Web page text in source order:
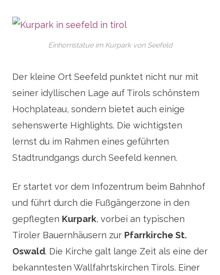
Einhornstatue im Kurpark von Seefeld
Der kleine Ort Seefeld punktet nicht nur mit
seiner idyllischen Lage auf Tirols schönstem
Hochplateau, sondern bietet auch einige
sehenswerte Highlights. Die wichtigsten
lernst du im Rahmen eines geführten
Stadtrundgangs durch Seefeld kennen.
Er startet vor dem Infozentrum beim Bahnhof
und führt durch die Fußgängerzone in den
gepflegten Kurpark, vorbei an typischen
Tiroler Bauernhäusern zur Pfarrkirche St.
Oswald. Die Kirche galt lange Zeit als eine der
bekanntesten Wallfahrtskirchen Tirols. Einer